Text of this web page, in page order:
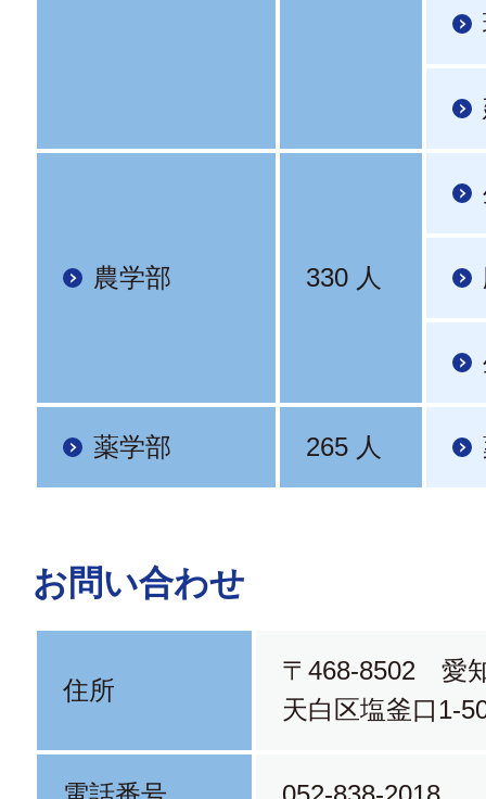
農学部 330 人
薬学部 265 人
お問い合わせ
住所
〒468-8502 愛
天白区塩釜口1-